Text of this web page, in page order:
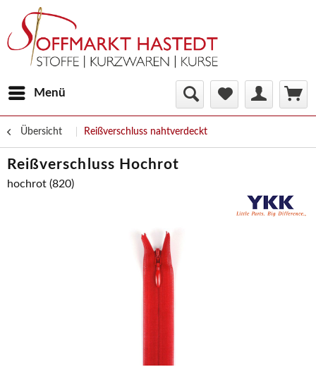
Menü
Übersicht Reißverschluss nahtverdeckt
Reißverschluss Hochrot
hochrot (820)